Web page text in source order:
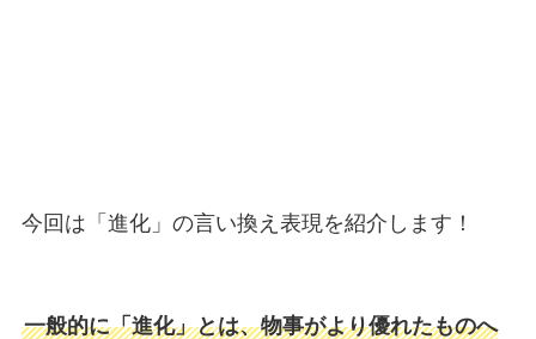
今回は「進化」の言い換え表現を紹介します！
一般的に「進化」とは、物事がより優れたものへ